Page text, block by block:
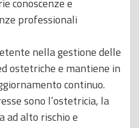
conoscenze e
professionali
nella gestione delle
ostetriche e mantiene in
continuo.
sono l’ostetricia, la
ad alto rischio e